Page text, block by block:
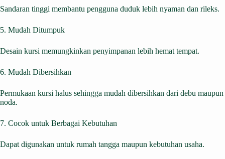
Sandaran tinggi membantu pengguna duduk lebih nyaman dan rileks.
5. Mudah Ditumpuk
Desain kursi memungkinkan penyimpanan lebih hemat tempat.
6. Mudah Dibersihkan
Permukaan kursi halus sehingga mudah dibersihkan dari debu maupun
noda.
7. Cocok untuk Berbagai Kebutuhan
Dapat digunakan untuk rumah tangga maupun kebutuhan usaha.